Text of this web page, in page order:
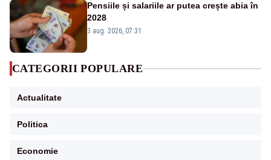
Pensiile și salariile ar putea crește abia în
2028
3 aug. 2026, 07:31
CATEGORII POPULARE
Actualitate
Politica
Economie